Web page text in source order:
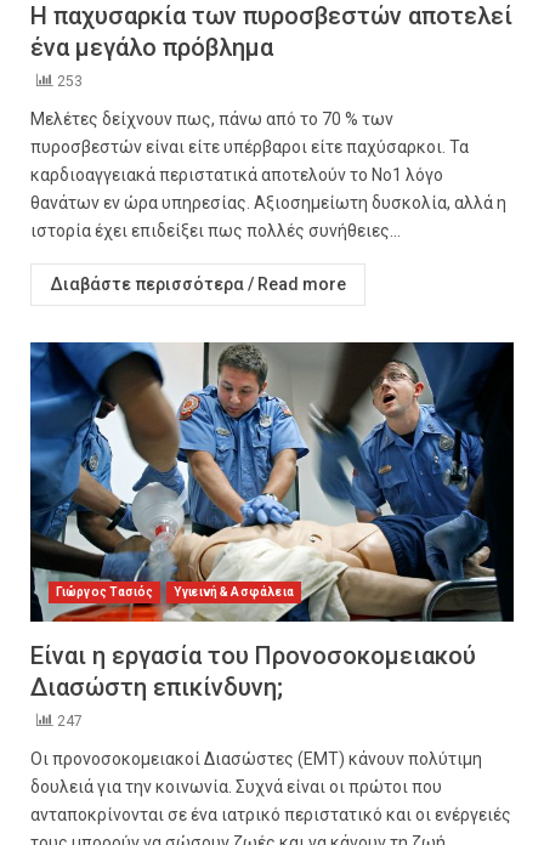
Η παχυσαρκία των πυροσβεστών αποτελεί
ένα μεγάλο πρόβλημα
253
Μελέτες δείχνουν πως, πάνω από το 70 % των
πυροσβεστών είναι είτε υπέρβαροι είτε παχύσαρκοι. Τα
καρδιοαγγειακά περιστατικά αποτελούν το Νο1 λόγο
θανάτων εν ώρα υπηρεσίας. Αξιοσημείωτη δυσκολία, αλλά η
ιστορία έχει επιδείξει πως πολλές συνήθειες...
Διαβάστε περισσότερα / Read more
Γιώργος Τασιός Υγιεινή & Ασφάλεια
Είναι η εργασία του Προνοσοκομειακού
Διασώστη επικίνδυνη;
247
Οι προνοσοκομειακοί Διασώστες (EMT) κάνουν πολύτιμη
δουλειά για την κοινωνία. Συχνά είναι οι πρώτοι που
ανταποκρίνονται σε ένα ιατρικό περιστατικό και οι ενέργειές